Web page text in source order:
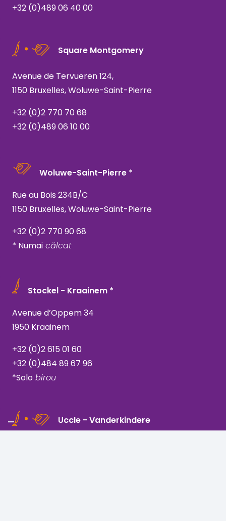
+32 (0)489 06 40 00
Square Montgomery
Avenue de Tervueren 124,
1150 Bruxelles, Woluwe-Saint-Pierre
+32 (0)2 770 70 68
+32 (0)489 06 10 00
Woluwe-Saint-Pierre *
Rue au Bois 234B/C
1150 Bruxelles, Woluwe-Saint-Pierre
+32 (0)2 770 90 68
* Numai călcat
Stockel - Kraainem *
Avenue d’Oppem 34
1950 Kraainem
+32 (0)2 615 01 60
+32 (0)484 89 67 96
*Solo birou
Uccle - Vanderkindere